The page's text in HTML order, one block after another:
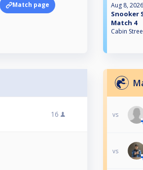
Match page Aug 8,
Snooker
Match 4
Cabin
16 vs
vs